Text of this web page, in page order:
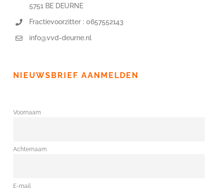
5751 BE DEURNE
Fractievoorzitter : 0657552143
info@vvd-deurne.nl
NIEUWSBRIEF AANMELDEN
Voornaam
Achternaam
E-mail